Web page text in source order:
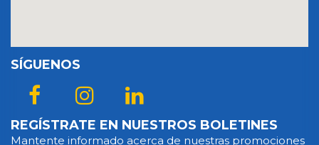
SÍGUENOS
REGÍSTRATE EN NUESTROS BOLETINES
Mantente informado acerca de nuestras promociones